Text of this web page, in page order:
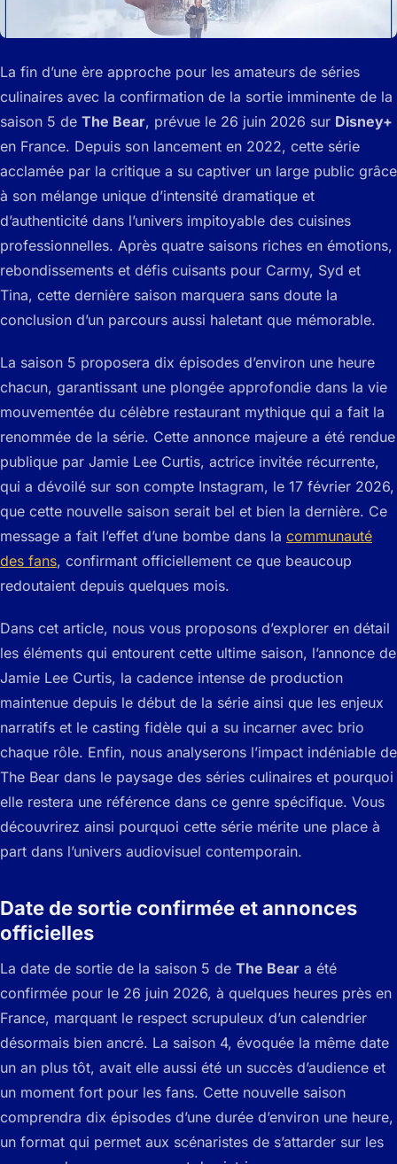
La fin d’une ère approche pour les amateurs de séries
culinaires avec la confirmation de la sortie imminente de la
saison 5 de The Bear, prévue le 26 juin 2026 sur Disney+
en France. Depuis son lancement en 2022, cette série
acclamée par la critique a su captiver un large public grâce
à son mélange unique d’intensité dramatique et
d’authenticité dans l’univers impitoyable des cuisines
professionnelles. Après quatre saisons riches en émotions,
rebondissements et défis cuisants pour Carmy, Syd et
Tina, cette dernière saison marquera sans doute la
conclusion d’un parcours aussi haletant que mémorable.
La saison 5 proposera dix épisodes d’environ une heure
chacun, garantissant une plongée approfondie dans la vie
mouvementée du célèbre restaurant mythique qui a fait la
renommée de la série. Cette annonce majeure a été rendue
publique par Jamie Lee Curtis, actrice invitée récurrente,
qui a dévoilé sur son compte Instagram, le 17 février 2026,
que cette nouvelle saison serait bel et bien la dernière. Ce
message a fait l’effet d’une bombe dans la communauté
des fans, confirmant officiellement ce que beaucoup
redoutaient depuis quelques mois.
Dans cet article, nous vous proposons d’explorer en détail
les éléments qui entourent cette ultime saison, l’annonce de
Jamie Lee Curtis, la cadence intense de production
maintenue depuis le début de la série ainsi que les enjeux
narratifs et le casting fidèle qui a su incarner avec brio
chaque rôle. Enfin, nous analyserons l’impact indéniable de
The Bear dans le paysage des séries culinaires et pourquoi
elle restera une référence dans ce genre spécifique. Vous
découvrirez ainsi pourquoi cette série mérite une place à
part dans l’univers audiovisuel contemporain.
Date de sortie confirmée et annonces
officielles
La date de sortie de la saison 5 de The Bear a été
confirmée pour le 26 juin 2026, à quelques heures près en
France, marquant le respect scrupuleux d’un calendrier
désormais bien ancré. La saison 4, évoquée la même date
un an plus tôt, avait elle aussi été un succès d’audience et
un moment fort pour les fans. Cette nouvelle saison
comprendra dix épisodes d’une durée d’environ une heure,
un format qui permet aux scénaristes de s’attarder sur les